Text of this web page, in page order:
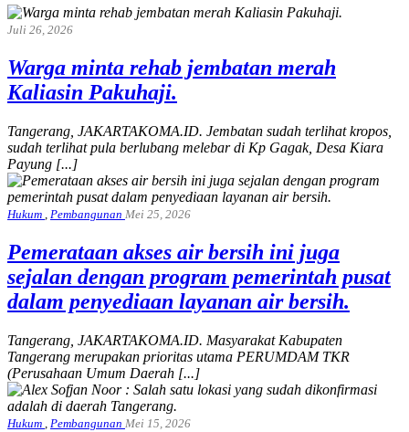
Juli 26, 2026
Warga minta rehab jembatan merah
Kaliasin Pakuhaji.
Tangerang, JAKARTAKOMA.ID. Jembatan sudah terlihat kropos,
sudah terlihat pula berlubang melebar di Kp Gagak, Desa Kiara
Payung [...]
Hukum Pembangunan Mei 25, 2026
Pemerataan akses air bersih ini juga
sejalan dengan program pemerintah pusat
dalam penyediaan layanan air bersih.
Tangerang, JAKARTAKOMA.ID. Masyarakat Kabupaten
Tangerang merupakan prioritas utama PERUMDAM TKR
(Perusahaan Umum Daerah [...]
Hukum Pembangunan Mei 15, 2026